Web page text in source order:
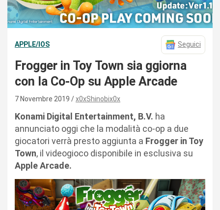
APPLE/IOS Seguici
Frogger in Toy Town sia ggiorna
con la Co-Op su Apple Arcade
7 Novembre 2019 x0xShinobix0x
Konami Digital Entertainment, B.V. ha
annunciato oggi che la modalità co-op a due
giocatori verrà presto aggiunta a Frogger in Toy
Town, il videogioco disponibile in esclusiva su
Apple Arcade.